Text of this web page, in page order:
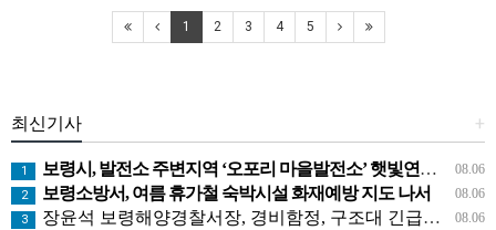
1 2 3 4 5
+
최신기사
08.06
1 보령시, 발전소 주변지역 ‘오포리 마을발전소’ 햇빛연금 시범모델 선보인다!
08.06
2 보령소방서, 여름 휴가철 숙박시설 화재예방 지도 나서
08.06
3 장윤석 보령해양경찰서장, 경비함정, 구조대 긴급대응태세 지휘관 현장점검